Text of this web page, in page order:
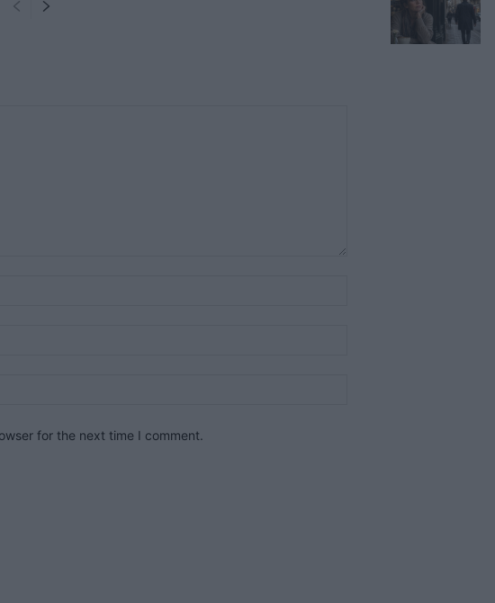
for the next time I comment.